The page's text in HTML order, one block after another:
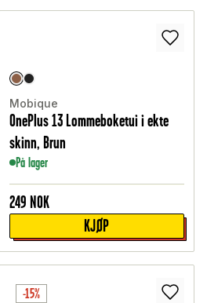
Mobique
OnePlus 13 Lommeboketui i ekte
skinn, Brun
På lager
249 NOK
KJØP
-15%